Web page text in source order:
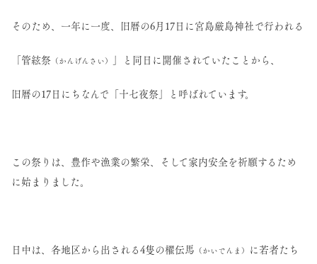
そのため、一年に一度、旧暦の6月17日に宮島厳島神社で行われる
「管絃祭 （かんげんさい） 」と同日に開催されていたことから、
旧暦の17日にちなんで「十七夜祭」と呼ばれています。
この祭りは、豊作や漁業の繁栄、そして家内安全を祈願するため
に始まりました。
日中は、各地区から出される4隻の櫂伝馬 （かいでんま） に若者たち